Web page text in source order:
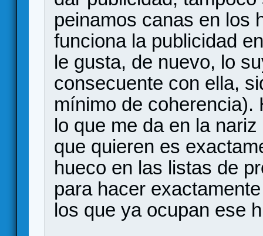
peinamos canas en los
funciona la publicidad
le gusta, de nuevo, lo
consecuente con ella,
mínimo de coherencia).
lo que me da en la
que quieren es
hueco en las listas de
para hacer
los que ya ocupan ese